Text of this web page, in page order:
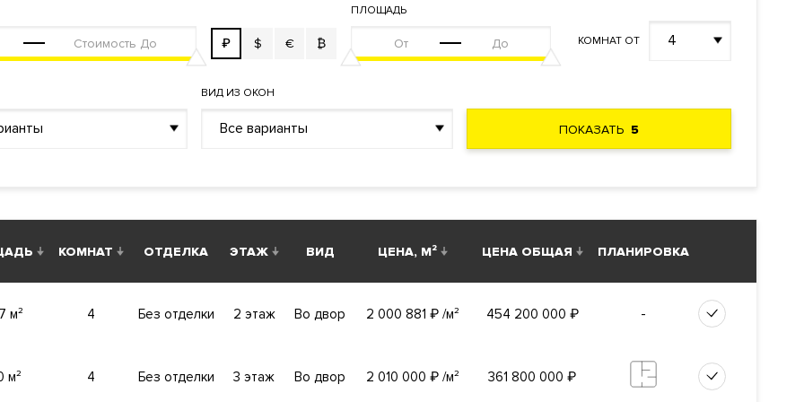
и высокотехнологичные системы обеспечения жизнедеятельности
"Умный дом". Фильтры очистки воздуха, системы
принудительной вентиляции и кондиционирования, малошумные
₽ $ € ₿
ПЛОЩАДЬ
КОМНАТ ОТ 4
ВИД ИЗ ОКОН
Все варианты ПОКАЗАТЬ5
КОМНАТ ОТДЕЛКА ЭТАЖ ВИД ЦЕНА, М² ЦЕНА ОБЩАЯ ПЛАНИРОВКА
м² 4 Без отделки 2 этаж Во двор 2 000 881 ₽ /м² 454 200 000 ₽ -
м² 4 Без отделки 3 этаж Во двор 2 010 000 ₽ /м² 361 800 000 ₽